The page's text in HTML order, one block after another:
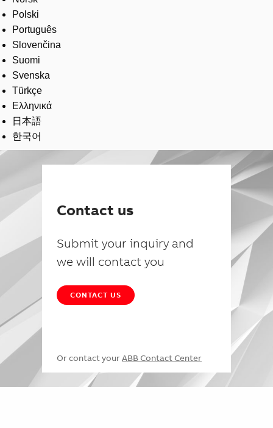
Polski
Português
Slovenčina
Suomi
Svenska
Türkçe
Ελληνικά
日本語
한국어
Contact us
Submit your inquiry and
we will contact you
CONTACT US
Or contact your ABB Contact Center